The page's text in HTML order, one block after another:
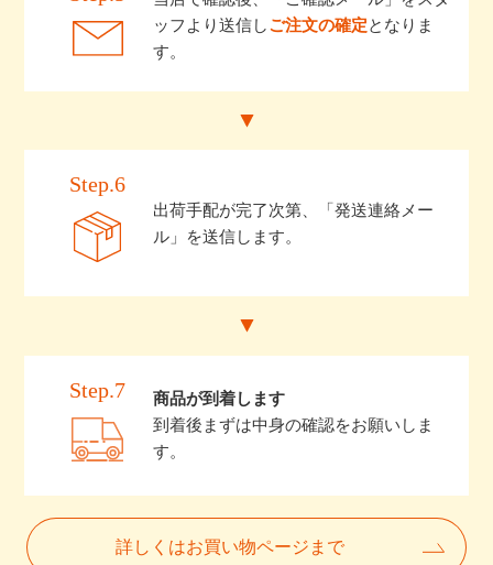
ッフより送信しご注文の確定となりま
す。
Step.6
出荷手配が完了次第、「発送連絡メー
ル」を送信します。
Step.7
商品が到着します
到着後まずは中身の確認をお願いしま
す。
詳しくはお買い物ページまで